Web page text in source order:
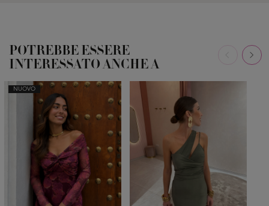
POTREBBE ESSERE
INTERESSATO ANCHE A
NUOVO